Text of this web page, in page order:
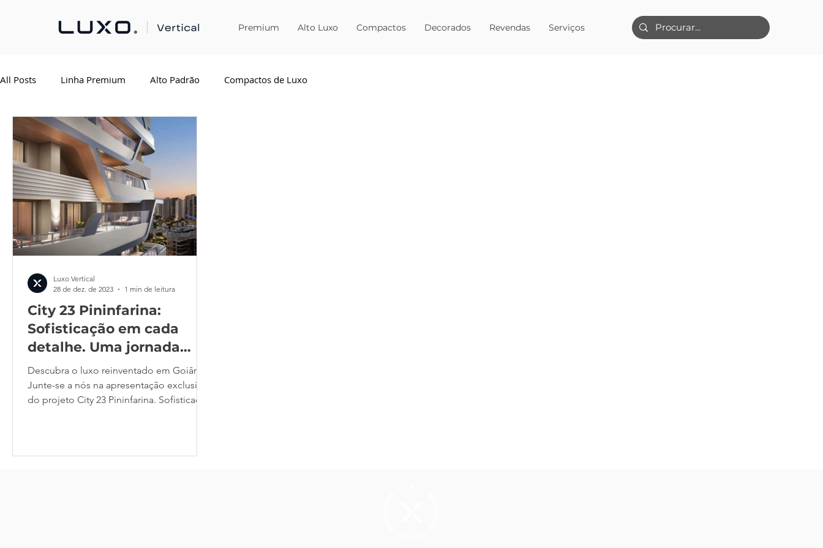
Premium Alto Luxo Compactos Decorados Revendas Serviços
All Posts Linha Premium Alto Padrão Compactos de Luxo
City 23 Pininfarina:
Sofisticação em cada
detalhe. Uma jornada
única aguarda você!
Descubra o luxo reinventado em Goiânia.
Junte-se a nós na apresentação exclusiva
do projeto City 23 Pininfarina. Sofisticação
Luxo Vertical
28 de dez. de 2023
1 min de leitura